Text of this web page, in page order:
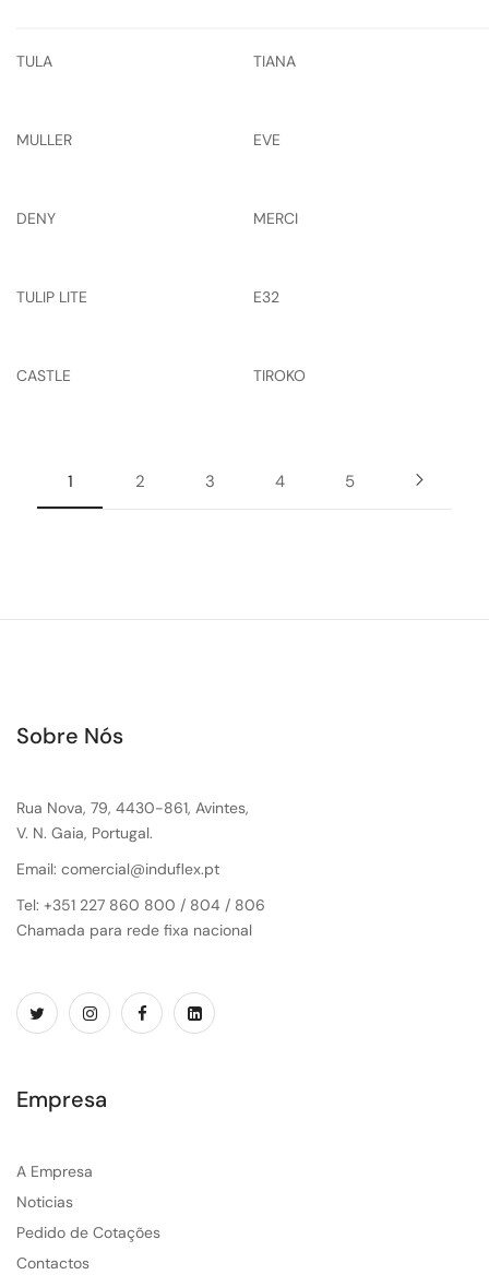
TULA TIANA
MULLER EVE
DENY MERCI
TULIP LITE E32
CASTLE TIROKO
1 2 3 4 5
Sobre Nós
Rua Nova, 79, 4430-861, Avintes,
V. N. Gaia, Portugal.
Email: comercial@induflex.pt
Tel: +351 227 860 800 / 804 / 806
Chamada para rede fixa nacional
Empresa
A Empresa
Noticias
Pedido de Cotações
Contactos